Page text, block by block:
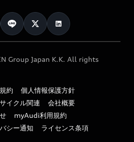
ーン
Group Japan K.K. All rights
約
個人情報保護方針
イクル関連
会社概要
myAudi利用規約
シー通知
ライセンス条項